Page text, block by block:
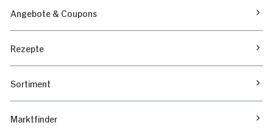
Angebote & Coupons
Rezepte
Sortiment
Marktfinder